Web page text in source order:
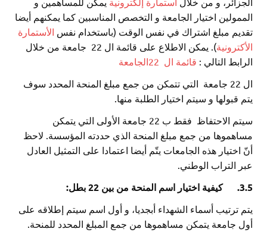
الممولين اختيار الجامعة و التخصص المناسبين كما يمكنهم أيضا
تقديم مبلغ اشتراك في نفس الوقت (باستخدام نفس الأستمارة
الأكترونية
). يمكن الاطلاع على قائمة ال 22 جامعة من خلال
الرابط التالي : قائمة ال 22الجامعة
ال 22 جامعة التي تتمكن من جمع مبلغ المنحة المحدد سوف
يتم قبولها و سيتم اختيار الطلبة منها.
سيتم الاحتفاظ فقط ب 22 جامعة الأولى التي يتمكن
مساهموها من جمع مبلغ المنحة الذي حددته المؤسسة. لاحظ
أنّ اختيار هذه الجامعات يتّم أيضا اعتمادا على التمثيل العادل
عبر التراب الوطني.
3.5. كيفية اختيار اسم المنحة من بين 22 بطل:
يتم ترتيب أسماء الشهداء أبجديا، و أول اسم سيتم إطلاقه على
أول جامعة يتمكن مساهموها من جمع المبلغ المحدد للمنحة.